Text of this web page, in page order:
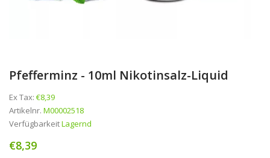
Pfefferminz - 10ml Nikotinsalz-Liquid
Ex Tax: €8,39
Artikelnr. M00002518
VerfügbarkeitLagernd
€8,39